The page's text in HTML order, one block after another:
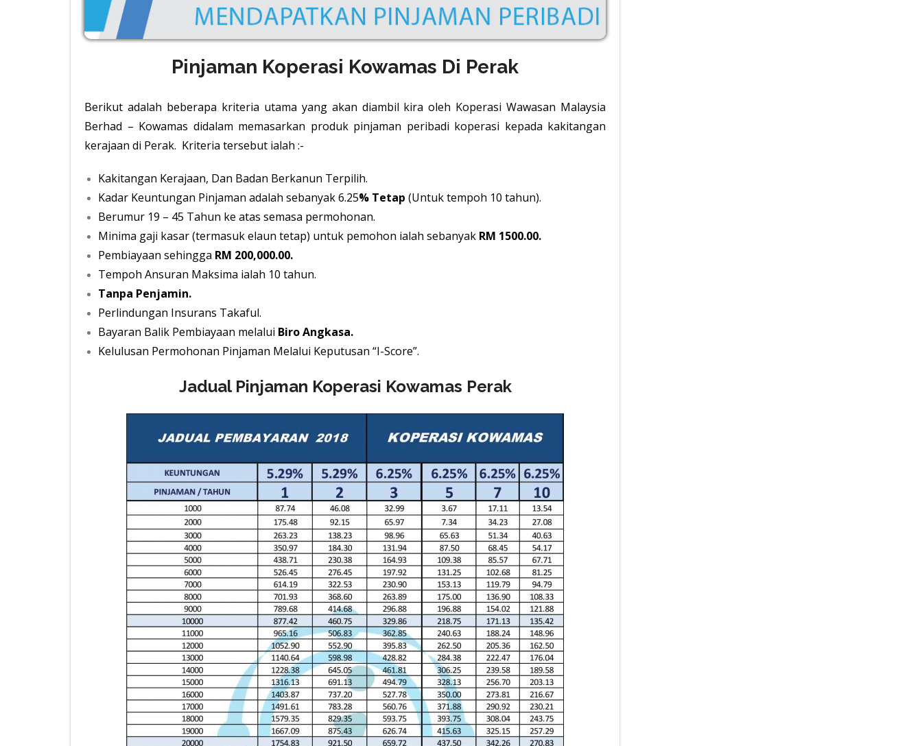
Pinjaman Koperasi Kowamas Di Perak
Berikut adalah beberapa kriteria utama yang akan diambil kira oleh Koperasi Wawasan Malaysia
Berhad – Kowamas didalam memasarkan produk pinjaman peribadi koperasi kepada kakitangan
kerajaan di Perak. Kriteria tersebut ialah :-
Kakitangan Kerajaan, Dan Badan Berkanun Terpilih.
Kadar Keuntungan Pinjaman adalah sebanyak 6.25% Tetap (Untuk tempoh 10 tahun).
Berumur 19 – 45 Tahun ke atas semasa permohonan.
Minima gaji kasar (termasuk elaun tetap) untuk pemohon ialah sebanyak RM 1500.00.
Pembiayaan sehingga RM 200,000.00.
Tempoh Ansuran Maksima ialah 10 tahun.
Tanpa Penjamin.
Perlindungan Insurans Takaful.
Bayaran Balik Pembiayaan melalui Biro Angkasa.
Kelulusan Permohonan Pinjaman Melalui Keputusan “I-Score”.
Jadual Pinjaman Koperasi Kowamas Perak